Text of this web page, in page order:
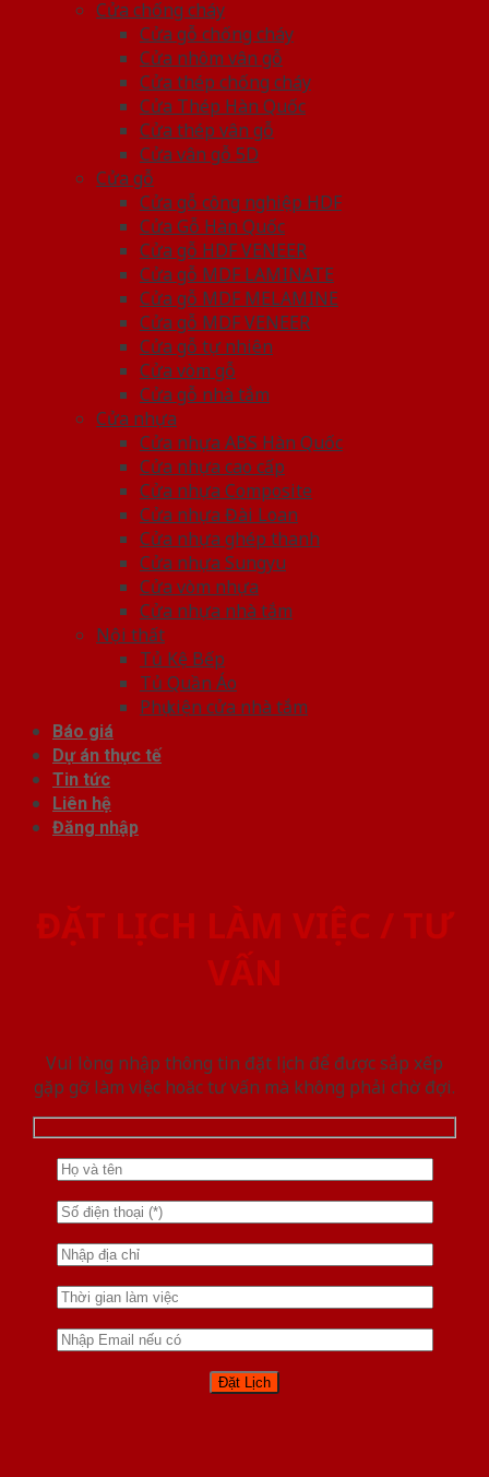
Cửa chống cháy
Cửa gỗ chống cháy
Cửa nhôm vân gỗ
Cửa thép chống cháy
Cửa Thép Hàn Quốc
Cửa thép vân gỗ
Cửa vân gỗ 5D
Cửa gỗ
Cửa gỗ công nghiệp HDF
Cửa Gỗ Hàn Quốc
Cửa gỗ HDF VENEER
Cửa gỗ MDF LAMINATE
Cửa gỗ MDF MELAMINE
Cửa gỗ MDF VENEER
Cửa gỗ tự nhiên
Cửa vòm gỗ
Cửa gỗ nhà tắm
Cửa nhựa
Cửa nhựa ABS Hàn Quốc
Cửa nhựa cao cấp
Cửa nhựa Composite
Cửa nhựa Đài Loan
Cửa nhựa ghép thanh
Cửa nhựa Sungyu
Cửa vòm nhựa
Cửa nhựa nhà tắm
Nội thất
Tủ Kệ Bếp
Tủ Quần Áo
Phụ kiện cửa nhà tắm
Báo giá
Dự án thực tế
Tin tức
Liên hệ
Đăng nhập
ĐẶT LỊCH LÀM VIỆC / TƯ
VẤN
Vui lòng nhập thông tin đặt lịch để được sắp xếp
gặp gỡ làm việc hoăc tư vấn mà không phải chờ đợi.